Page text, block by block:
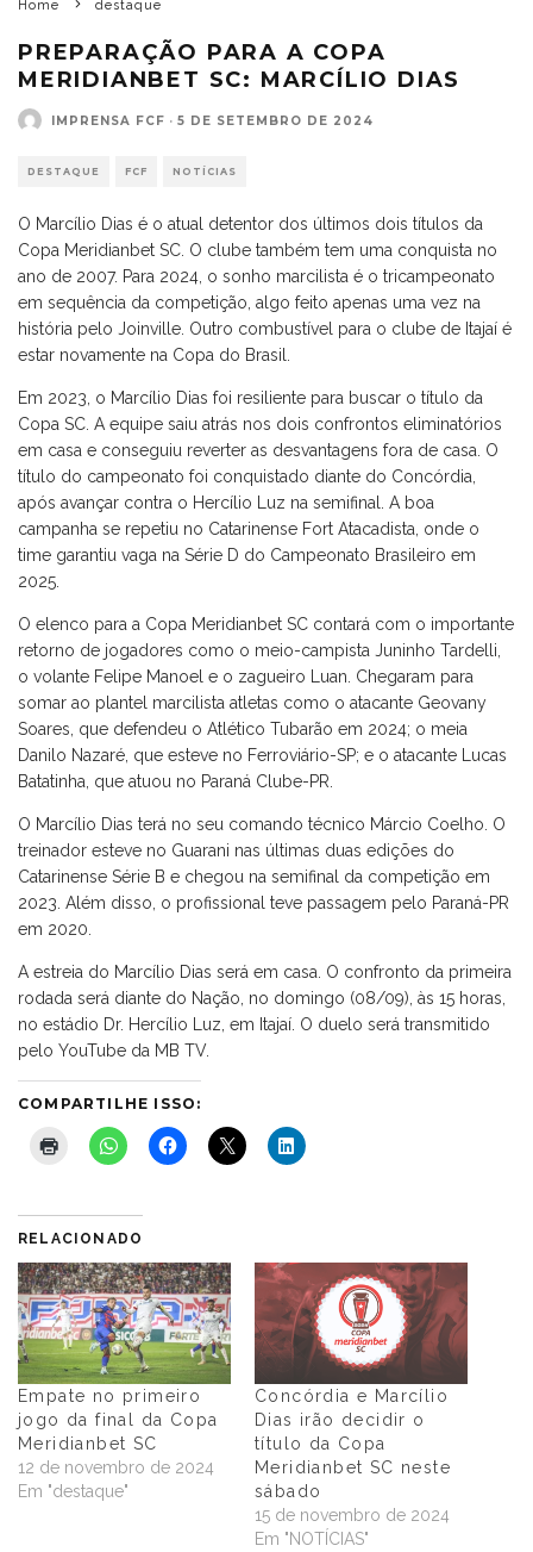
Home destaque
PREPARAÇÃO PARA A COPA
MERIDIANBET SC: MARCÍLIO DIAS
IMPRENSA FCF · 5 DE SETEMBRO DE 2024
DESTAQUE FCF NOTÍCIAS
O Marcílio Dias é o atual detentor dos últimos dois títulos da
Copa Meridianbet SC. O clube também tem uma conquista no
ano de 2007. Para 2024, o sonho marcilista é o tricampeonato
em sequência da competição, algo feito apenas uma vez na
história pelo Joinville. Outro combustível para o clube de Itajaí é
estar novamente na Copa do Brasil.
Em 2023, o Marcílio Dias foi resiliente para buscar o título da
Copa SC. A equipe saiu atrás nos dois confrontos eliminatórios
em casa e conseguiu reverter as desvantagens fora de casa. O
título do campeonato foi conquistado diante do Concórdia,
após avançar contra o Hercílio Luz na semifinal. A boa
campanha se repetiu no Catarinense Fort Atacadista, onde o
time garantiu vaga na Série D do Campeonato Brasileiro em
2025.
O elenco para a Copa Meridianbet SC contará com o importante
retorno de jogadores como o meio-campista Juninho Tardelli,
o volante Felipe Manoel e o zagueiro Luan. Chegaram para
somar ao plantel marcilista atletas como o atacante Geovany
Soares, que defendeu o Atlético Tubarão em 2024; o meia
Danilo Nazaré, que esteve no Ferroviário-SP; e o atacante Lucas
Batatinha, que atuou no Paraná Clube-PR.
O Marcílio Dias terá no seu comando técnico Márcio Coelho. O
treinador esteve no Guarani nas últimas duas edições do
Catarinense Série B e chegou na semifinal da competição em
2023. Além disso, o profissional teve passagem pelo Paraná-PR
em 2020.
A estreia do Marcílio Dias será em casa. O confronto da primeira
rodada será diante do Nação, no domingo (08/09), às 15 horas,
no estádio Dr. Hercílio Luz, em Itajaí. O duelo será transmitido
pelo YouTube da MB TV.
COMPARTILHE ISSO:
RELACIONADO
Empate no primeiro
jogo da final da Copa
Meridianbet SC
12 de novembro de 2024
Em "destaque"
Concórdia e Marcílio
Dias irão decidir o
título da Copa
Meridianbet SC neste
sábado
15 de novembro de 2024
Em "NOTÍCIAS"